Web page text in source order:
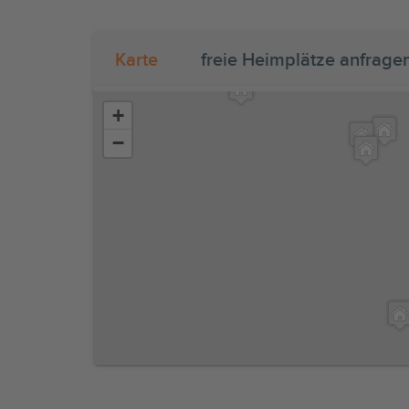
Karte freie Heimplätze
+
−